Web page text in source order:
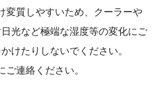
変質しやすいため、クーラーや
光など極端な湿度等の変化にご
けたりしないでください。
連絡ください。